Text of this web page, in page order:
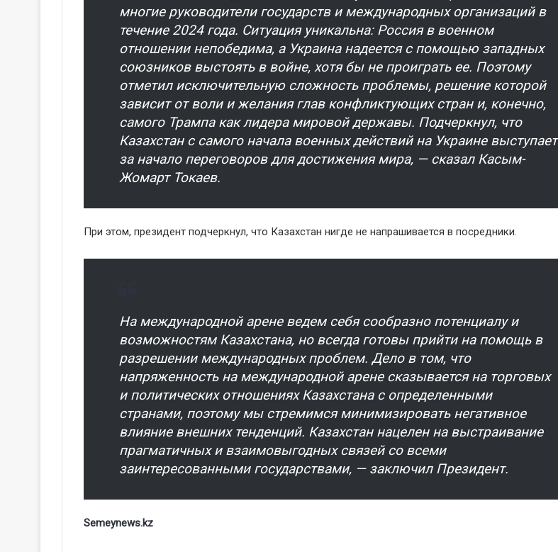
многие руководители государств и международных организаций в
течение 2024 года. Ситуация уникальна: Россия в военном
отношении непобедима, а Украина надеется с помощью западных
союзников выстоять в войне, хотя бы не проиграть ее. Поэтому
отметил исключительную сложность проблемы, решение которой
зависит от воли и желания глав конфликтующих стран и, конечно,
самого Трампа как лидера мировой державы. Подчеркнул, что
Казахстан с самого начала военных действий на Украине выступает
за начало переговоров для достижения мира, — сказал Касым-
Жомарт Токаев.
При этом, президент подчеркнул, что Казахстан нигде не напрашивается в посредники.
На международной арене ведем себя сообразно потенциалу и
возможностям Казахстана, но всегда готовы прийти на помощь в
разрешении международных проблем. Дело в том, что
напряженность на международной арене сказывается на торговых
и политических отношениях Казахстана с определенными
странами, поэтому мы стремимся минимизировать негативное
влияние внешних тенденций. Казахстан нацелен на выстраивание
прагматичных и взаимовыгодных связей со всеми
заинтересованными государствами, — заключил Президент.
Semeynews.kz